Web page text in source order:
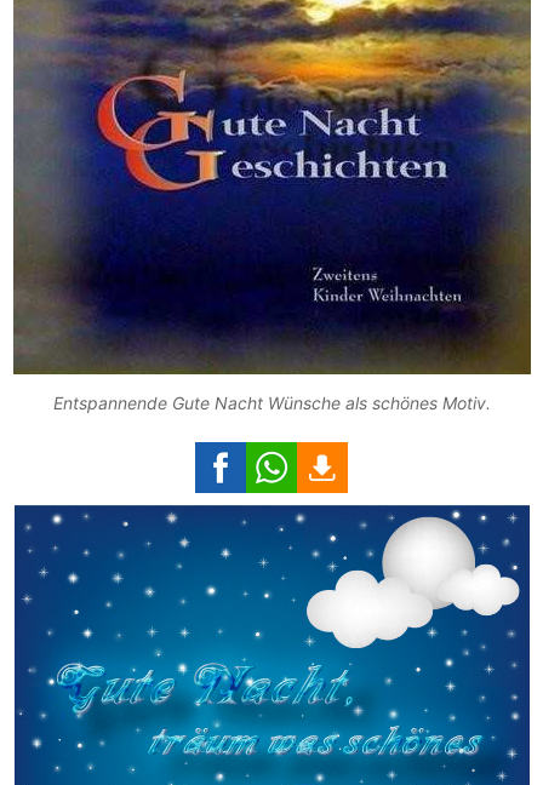
Entspannende Gute Nacht Wünsche als schönes Motiv.